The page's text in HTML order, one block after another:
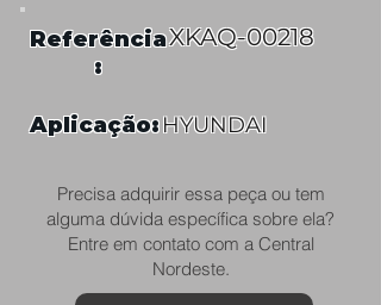
Referência
:
XKAQ-00218
Aplicação:HYUNDAI
Precisa adquirir essa peça ou tem
alguma dúvida específica sobre ela?
Entre em contato com a Central
Nordeste.